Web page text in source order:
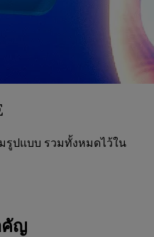
มรูปแบบ รวมทั้งหมดไว้ใน
คัญ